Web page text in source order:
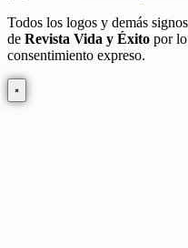
Todos los logos y demás
de Revista Vida y Éxito por
consentimiento expreso.
×